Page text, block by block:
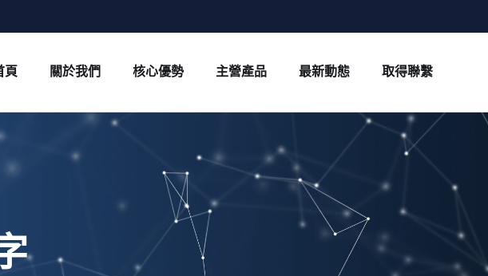
頁 關於我們 核心優勢 主營產品 最新動態 取得聯繫